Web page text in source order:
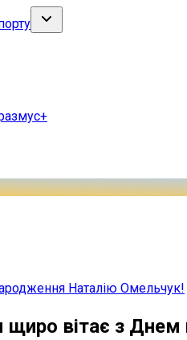
Наталію Омельчук!
щиро вітає з